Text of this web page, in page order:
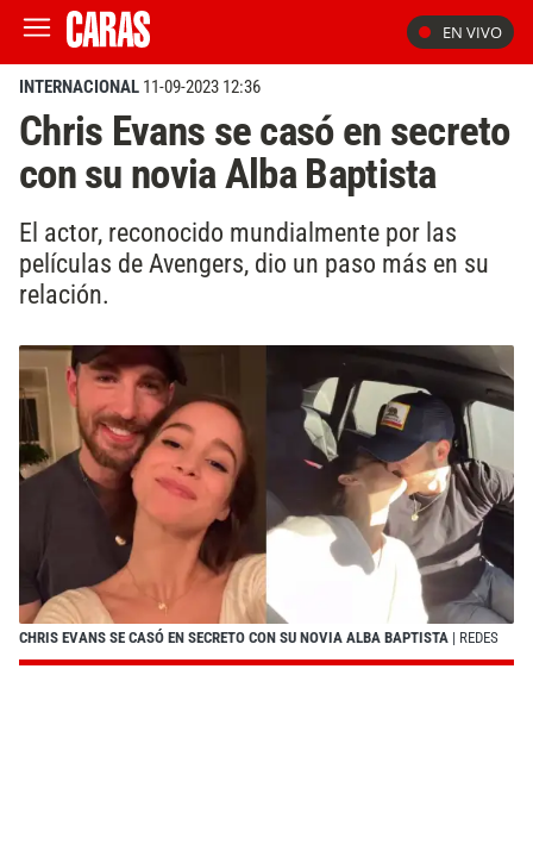
EN VIVO
INTERNACIONAL 11-09-2023 12:36
Chris Evans se casó en secreto
con su novia Alba Baptista
El actor, reconocido mundialmente por las
películas de Avengers, dio un paso más en su
relación.
CHRIS EVANS SE CASÓ EN SECRETO CON SU NOVIA ALBA BAPTISTA | REDES